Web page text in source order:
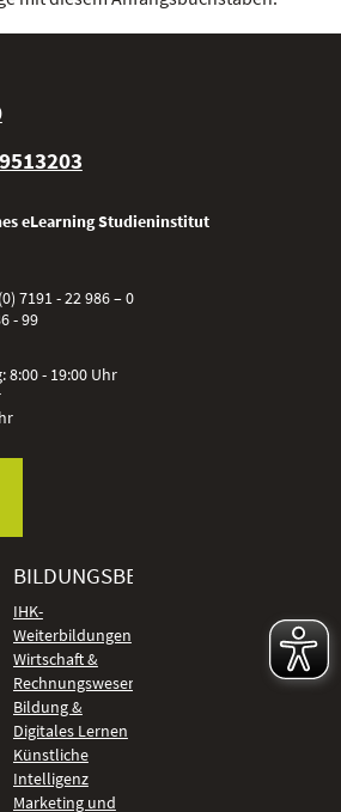
eLearning Studieninstitut
7191 - 22 986 – 0
- 99
8:00 - 19:00 Uhr
BILDUNGSBEREICHE
IHK-
Weiterbildungen
Wirtschaft &
Rechnungswesen
Bildung &
Digitales Lernen
Künstliche
Intelligenz
Marketing und